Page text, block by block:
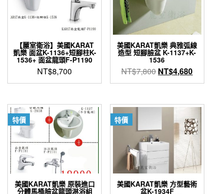
【麗室衛浴】美國KARAT
凱樂 面盆K-1136+短腳柱K-
1536+ 面盆龍頭F-P1190
NT$8,700
美國KARAT凱樂 典雅弧線
造型 短腳臉盆 K-1137+K-
1536
NT$7,800 原
始
格：
NT$4,680目
前
格：
特價
美國KARAT凱樂 原裝進口
分體馬桶臉盆龍頭淋浴組
特價
美國KARAT凱樂 方型藝術
盆K-1934F